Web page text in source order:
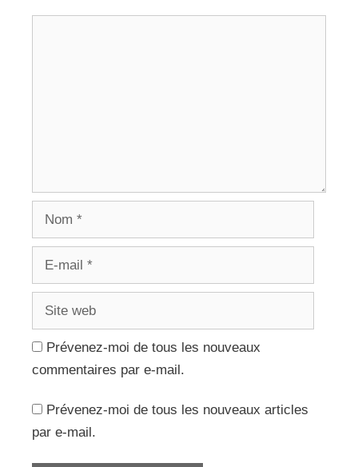
Prévenez-moi de tous les nouveaux
commentaires par e-mail.
Prévenez-moi de tous les nouveaux articles
par e-mail.